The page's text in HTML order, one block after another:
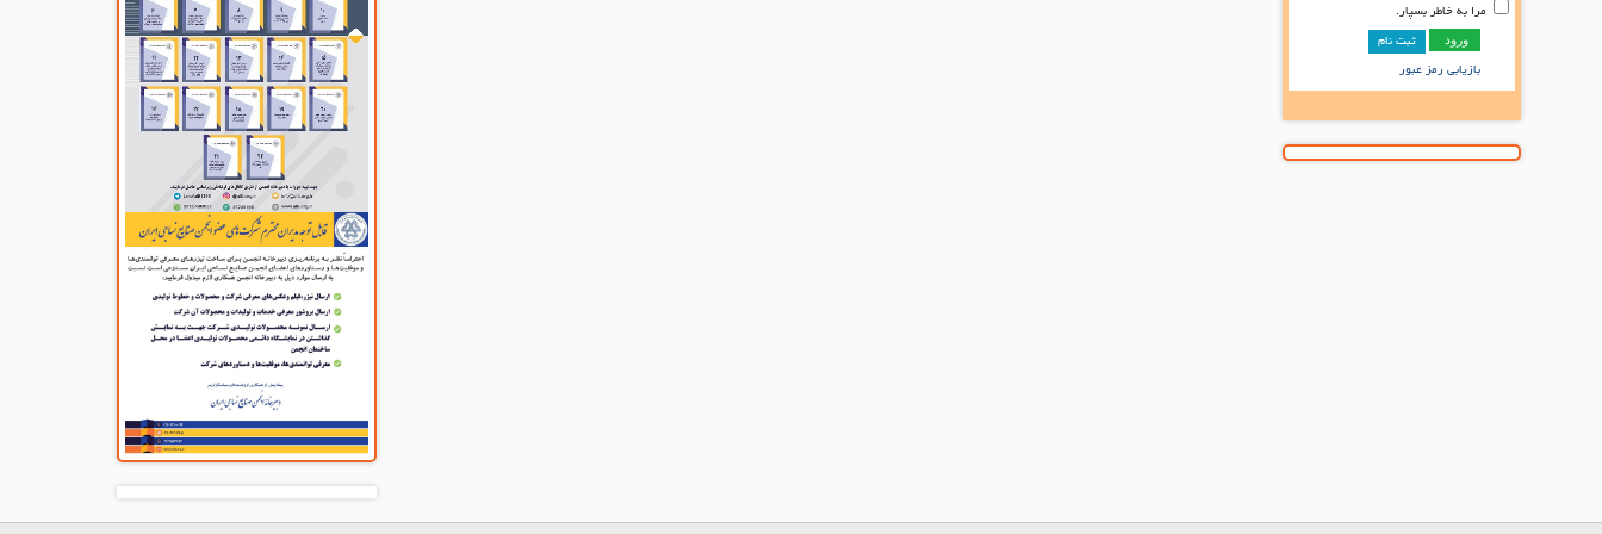
مرا به خاطر بسپار.
ثبت نام
بازیابی رمز عبور